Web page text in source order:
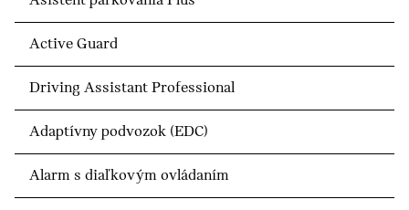
Active Guard
Driving Assistant Professional
Adaptívny podvozok (EDC)
Alarm s diaľkovým ovládaním